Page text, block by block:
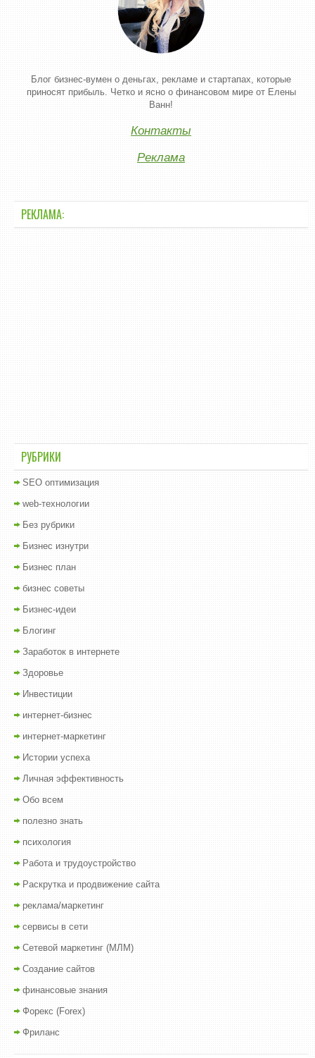
Блог бизнес-вумен о деньгах, рекламе и стартапах, которые
приносят прибыль. Четко и ясно о финансовом мире от Елены
Ванн!
Контакты
Реклама
РЕКЛАМА:
РУБРИКИ
SEO оптимизация
web-технологии
Без рубрики
Бизнес изнутри
Бизнес план
бизнес советы
Бизнес-идеи
Блогинг
Заработок в интернете
Здоровье
Инвестиции
интернет-бизнес
интернет-маркетинг
Истории успеха
Личная эффективность
Обо всем
полезно знать
психология
Работа и трудоустройство
Раскрутка и продвижение сайта
реклама/маркетинг
сервисы в сети
Сетевой маркетинг (МЛМ)
Создание сайтов
финансовые знания
Форекс (Forex)
Фриланс